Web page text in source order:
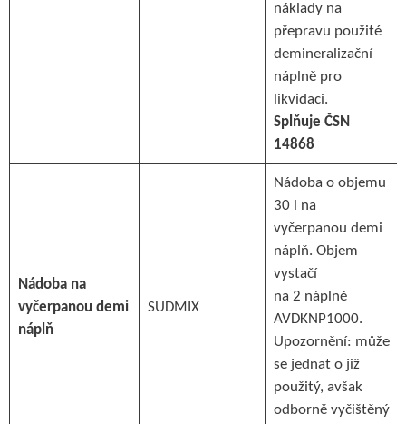
náklady na
přepravu použité
demineralizační
náplně pro
likvidaci.
Splňuje ČSN
14868
Nádoba na
vyčerpanou demi
náplň
SUDMIX
Nádoba o objemu
30 l na
vyčerpanou demi
náplň. Objem
vystačí
na 2 náplně
AVDKNP1000.
Upozornění: může
se jednat o již
použitý, avšak
odborně vyčištěný